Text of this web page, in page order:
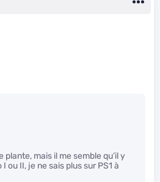
plante, mais il me semble qu’il y
ou II, je ne sais plus sur PS1 à